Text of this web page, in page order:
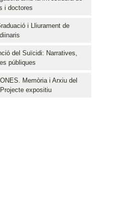
i doctores
i Lliurament de
del Suïcidi: Narratives,
públiques
Memòria i Arxiu del
expositiu